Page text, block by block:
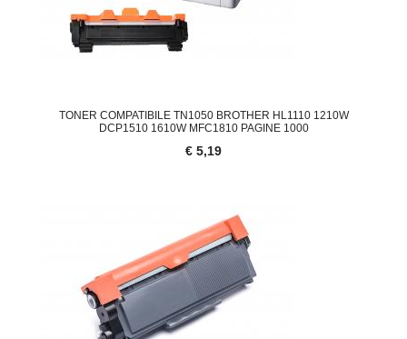
TONER COMPATIBILE TN1050 BROTHER HL1110 1210W
DCP1510 1610W MFC1810 PAGINE 1000
€ 5,19